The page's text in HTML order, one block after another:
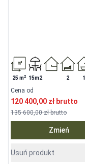
25m2 15m2 2 1
Cena od
120 400,00 zł brutto
135 600,00 złbrutto
Zmień
Usuń produkt